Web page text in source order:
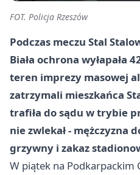
FOT. Policja Rzeszów
Podczas meczu Stal
Biała ochrona wyłapała
teren imprezy masowej
zatrzymali mieszkańca
trafiła do sądu w trybie
nie zwlekał - mężczyzna
grzywny i zakaz
W piątek na Podkarpackim